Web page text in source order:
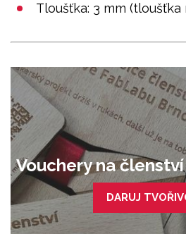
Tloušťka: 3 mm
Vouchery na
DARUJ